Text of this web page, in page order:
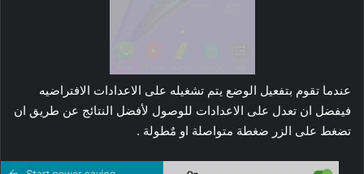
عندما تقوم بتفعيل الوضع يتم تشغيله على الاعدادات الافتراضيه
فيفضل ان تعدل على الاعدادات للوصول لأفضل النتائج عن طريق ان
تضغط على الزر ضغطة متواصلة او مٌطولة .